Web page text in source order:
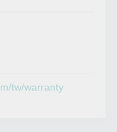
tw/warranty